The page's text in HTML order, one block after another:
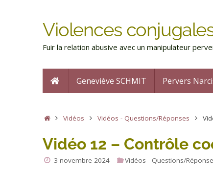
Violences
Fuir la relation abusive avec un manipulateur
Geneviève SCHMIT Pervers
Vidéos Vidéos - Questions/Réponses
Vidéo 12 – Contrôle
3 novembre 2024 Vidéos - Questions/